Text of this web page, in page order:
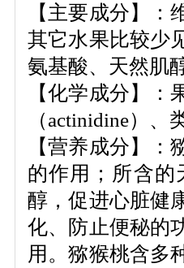
【主要成分】
其它水果比较少
氨基酸、天然肌
【化学成分】
（actinidine）
【营养成分】
的作用；所含的
醇，促进心脏健
化、防止便秘的
用。猕猴桃含多